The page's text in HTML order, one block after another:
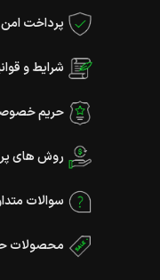
پرداخت امن
شرایط و
حریم
روش های
سوالات
محصولات